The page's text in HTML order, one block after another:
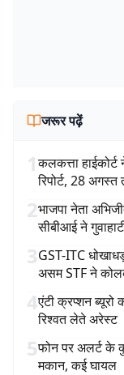
जरूर पढ़ें
1कलकत्ता
रिपोर्ट, 28
2भाजपा नेता
सीबीआई ने
3GST-ITC
असम STF ने
4एंटी क्रप्शन ब्यूरो
रिश्वत लेते अरेस्ट
5फोन पर अलर्ट के
मकान, कई घायल